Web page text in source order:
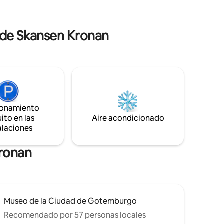
espacio del loft. Hay una cocina
completa.
Skansen Kronan
en las
Aire acondicionado
Museo de la Ciudad de Gotemburgo
Recomendado por 57 personas locales